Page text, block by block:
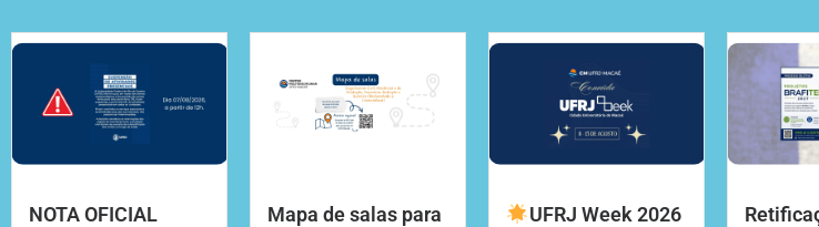
NOTA OFICIAL
Mapa de salas para
UFRJ Week 2026